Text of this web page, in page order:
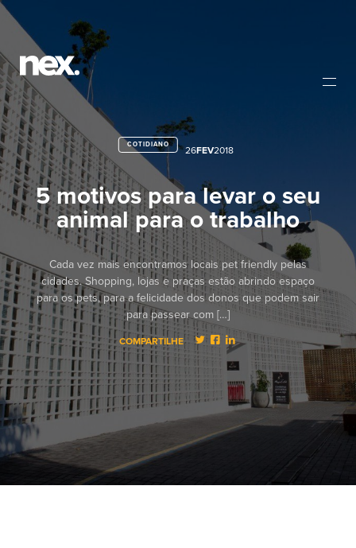
COTIDIANO
26FEV2018
5 motivos para levar o seu
animal para o trabalho
Cada vez mais encontramos locais pet friendly pelas
cidades. Shopping, lojas e praças estão abrindo espaço
para os pets, para a felicidade dos donos que podem sair
para passear com […]
COMPARTILHE